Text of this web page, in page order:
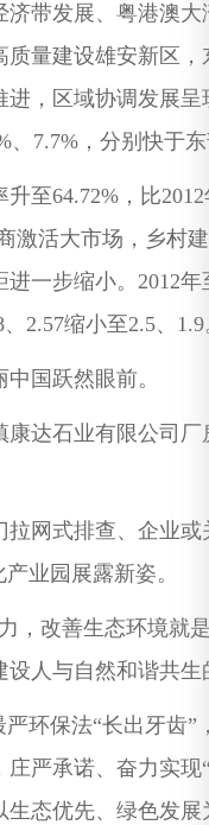
发展、粤港澳大
质量建设雄安新区
，区域协调发展
7.7%，分别快于
64.72%，比2012
激活大市场，乡
一步缩小。2012
2.57缩小至2.5、1.9
国跃然眼前。
石业有限公司厂
式排查、企业或
业园展露新姿。
改善生态环境就
人与自然和谐共生
保法“长出牙齿”
庄严承诺、奋力实
态优先、绿色发